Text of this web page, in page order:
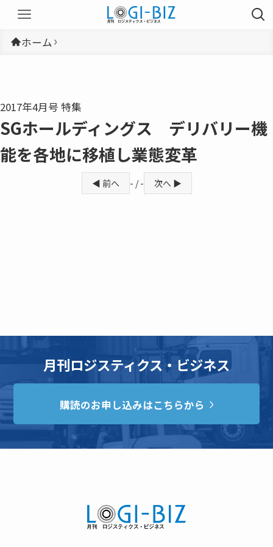
ホーム
2017年4月号 特集
SGホールディングス デリバリー機
能を各地に移植し業態変革
◀ 前へ - / - 次へ ▶
月刊ロジスティクス・ビジネス
購読のお申し込みはこちらから